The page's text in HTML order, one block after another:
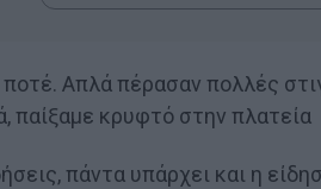
Απλά πέρασαν πολλές
παίξαμε κρυφτό στην πλατεία
πάντα υπάρχει και η